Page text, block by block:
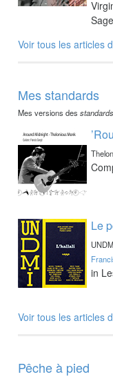
Voir tous les articles
Mes standards
Mes versions desstandards
Le
in
Voir tous les articles
Pêche à pied